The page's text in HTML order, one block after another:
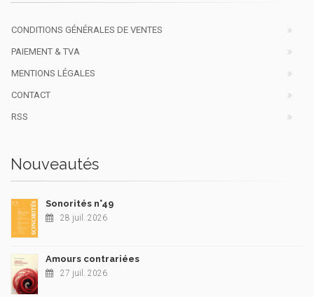
CONDITIONS GÉNÉRALES DE VENTES
PAIEMENT & TVA
MENTIONS LÉGALES
CONTACT
RSS
Nouveautés
Sonorités n°49
28 juil. 2026
Amours contrariées
27 juil. 2026